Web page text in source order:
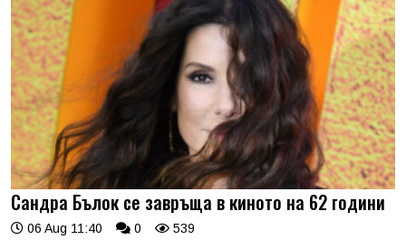
Сандра Бълок се завръща в киното на 62 години
06 Aug 11:40 0 539